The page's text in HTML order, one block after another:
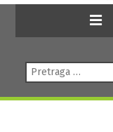
Pretraga: